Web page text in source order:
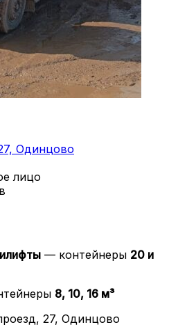
Одинцово
лицо
— контейнеры 20 и
8, 10, 16 м³
27, Одинцово